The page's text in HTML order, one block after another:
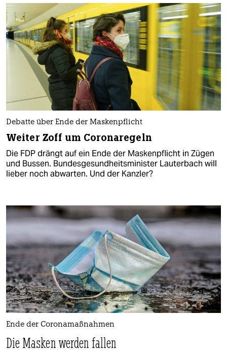
Debatte über Ende der Maskenpflicht
Weiter Zoff um Coronaregeln
Die FDP drängt auf ein Ende der Maskenpflicht in Zügen
und Bussen. Bundesgesundheitsminister Lauterbach will
lieber noch abwarten. Und der Kanzler?
Ende der Coronamaßnahmen
Die Masken werden fallen